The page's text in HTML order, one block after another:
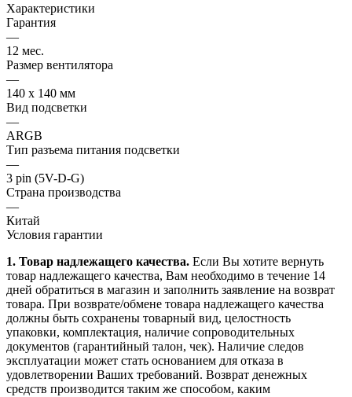
Характеристики
Гарантия
—
12 мес.
Размер вентилятора
—
140 х 140 мм
Вид подсветки
—
ARGB
Тип разъема питания подсветки
—
3 pin (5V-D-G)
Страна производства
—
Китай
Условия гарантии
1. Товар надлежащего качества. Если Вы хотите вернуть
товар надлежащего качества, Вам необходимо в течение 14
дней обратиться в магазин и заполнить заявление на возврат
товара. При возврате/обмене товара надлежащего качества
должны быть сохранены товарный вид, целостность
упаковки, комплектация, наличие сопроводительных
документов (гарантийный талон, чек). Наличие следов
эксплуатации может стать основанием для отказа в
удовлетворении Ваших требований. Возврат денежных
средств производится таким же способом, каким